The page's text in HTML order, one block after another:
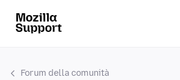
Forum della comunità